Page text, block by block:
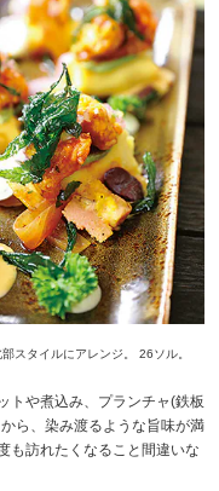
スタイルにアレンジ。 26ソル。
トや煮込み、プランチャ(鉄板
ら、染み渡るような旨味が満
も訪れたくなること間違いな